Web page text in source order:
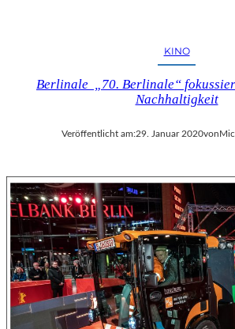
KINO
Berlinale „70. Berlinale“
Nachhaltigkeit
Veröffentlicht am:29. Januar 2020von